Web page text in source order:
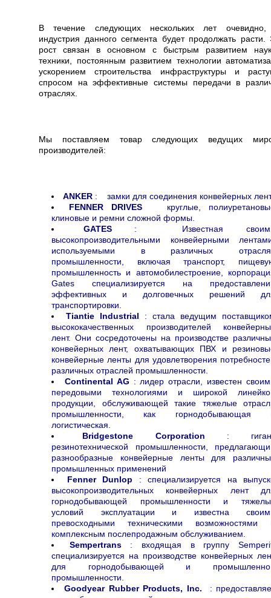
В течение следующих нескольких лет очевидно,
индустрия данного сегмента будет продолжать расти.
рост связан в основном с быстрым развитием
техники, постоянным развитием технологии
ускорением строительства инфраструктуры и
спросом на эффективные системы передачи в
отраслях.
Мы поставляем товар следующих ведущих
производителей:
ANKER : замки для соединения конвейерных
FENNER DRIVES круглые,
клиновые и ремни сложной формы.
GATES: Известная
высокопроизводительными конвейерными
используемыми в различных
промышленности, включая транспорт,
промышленность и автомобилестроение,
Gates специализируется на
эффективных и долговечных решений
транспортировки.
Tiantie Industrial : стала ведущим
высококачественных производителей
лент. Они сосредоточены на производстве
конвейерных лент, охватывающих ПВХ и
конвейерные ленты для удовлетворения
различных отраслей промышленности.
Continental AG : лидер отрасли, известен
передовыми технологиями и широкой
продукции, обслуживающей такие тяжелые
промышленности, как горнодобывающая
логистическая.
Bridgestone Corporation :
резинотехнической промышленности,
разнообразные конвейерные ленты для
промышленных применений
Fenner Dunlop : специализируется на
высокопроизводительных конвейерных лент
горнодобывающей промышленности и
условий эксплуатации и известна
превосходными техническими возможностями
комплексным послепродажным обслуживанием.
Sempertrans: входящая в группу
специализируется на производстве конвейерных
для горнодобывающей и
промышленности.
Goodyear Rubber Products, Inc. :